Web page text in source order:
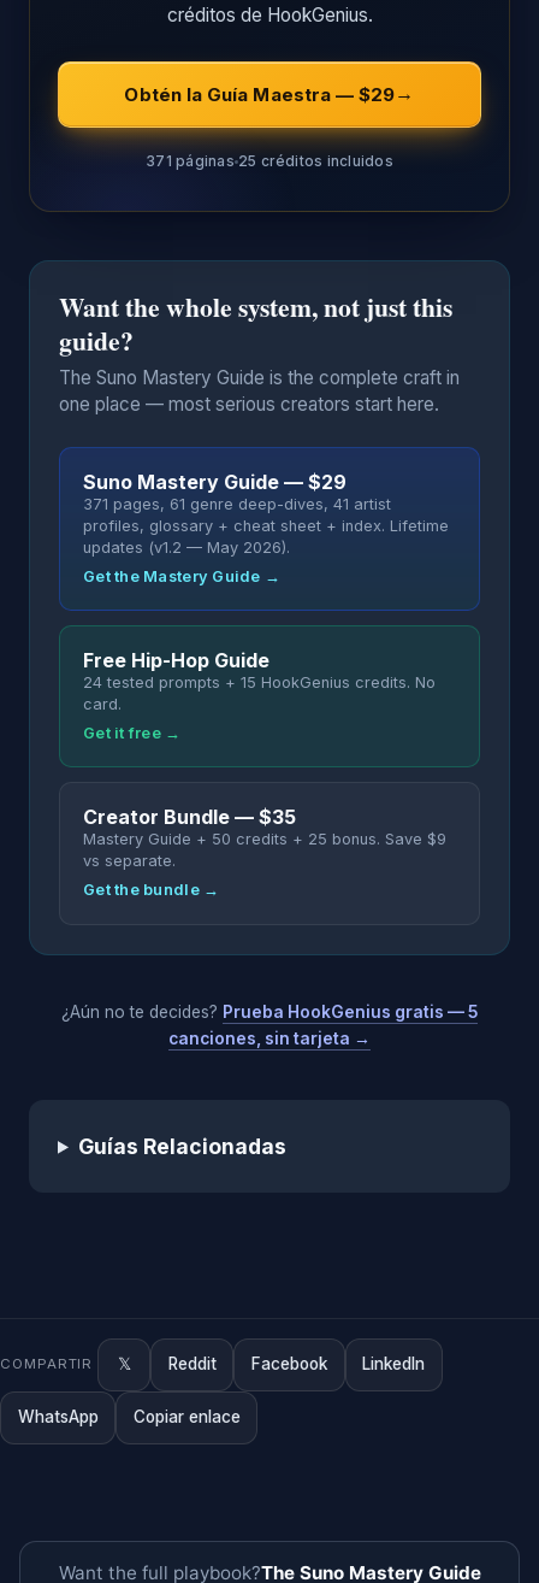
créditos de HookGenius.
Obtén la Guía Maestra — $29
371 páginas 25 créditos incluidos
Want the whole system, not just this
guide?
The Suno Mastery Guide is the complete craft in
one place — most serious creators start here.
Suno Mastery Guide — $29
371 pages, 61 genre deep-dives, 41 artist
profiles, glossary + cheat sheet + index. Lifetime
updates (v1.2 — May 2026).
Get the Mastery Guide →
Free Hip-Hop Guide
24 tested prompts + 15 HookGenius credits. No
card.
Get it free →
Creator Bundle — $35
Mastery Guide + 50 credits + 25 bonus. Save $9
vs separate.
Get the bundle →
¿Aún no te decides? Prueba HookGenius gratis — 5
canciones, sin tarjeta →
Guías Relacionadas
COMPARTIR 𝕏 Reddit Facebook LinkedIn
WhatsApp Copiar enlace
Want the full playbook?The Suno Mastery Guide